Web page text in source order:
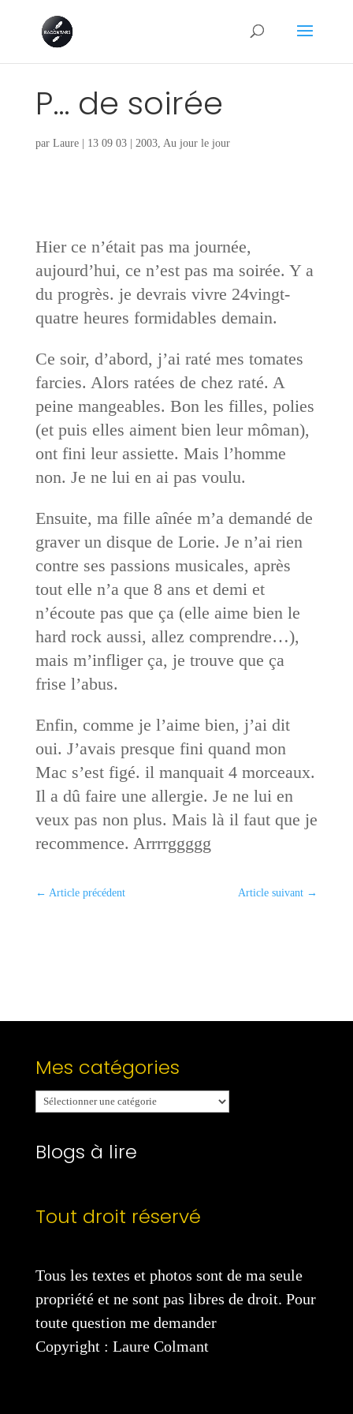
P… de soirée
par Laure| 13 09 03| 2003, Au jour le jour
Hier ce n’était pas ma journée,
aujourd’hui, ce n’est pas ma soirée. Y a
du progrès. je devrais vivre 24vingt-
quatre heures formidables demain.
Ce soir, d’abord, j’ai raté mes tomates
farcies. Alors ratées de chez raté. A
peine mangeables. Bon les filles, polies
(et puis elles aiment bien leur môman),
ont fini leur assiette. Mais l’homme
non. Je ne lui en ai pas voulu.
Ensuite, ma fille aînée m’a demandé de
graver un disque de Lorie. Je n’ai rien
contre ses passions musicales, après
tout elle n’a que 8 ans et demi et
n’écoute pas que ça (elle aime bien le
hard rock aussi, allez comprendre…),
mais m’infliger ça, je trouve que ça
frise l’abus.
Enfin, comme je l’aime bien, j’ai dit
oui. J’avais presque fini quand mon
Mac s’est figé. il manquait 4 morceaux.
Il a dû faire une allergie. Je ne lui en
veux pas non plus. Mais là il faut que je
recommence. Arrrrggggg
← Article précédent Article suivant →
Mes catégories
Mes
catégories
Blogs à lire
Tout droit réservé
Tous les textes et photos sont de ma seule
propriété et ne sont pas libres de droit. Pour
toute question me demander
Copyright : Laure Colmant